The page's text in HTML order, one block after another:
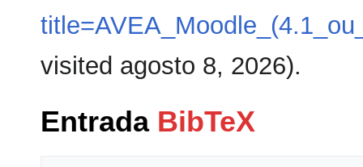
visited agosto 8, 2026).
Entrada BibTeX